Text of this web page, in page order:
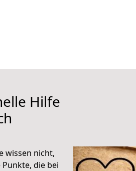
Hilfe
wissen nicht,
die bei